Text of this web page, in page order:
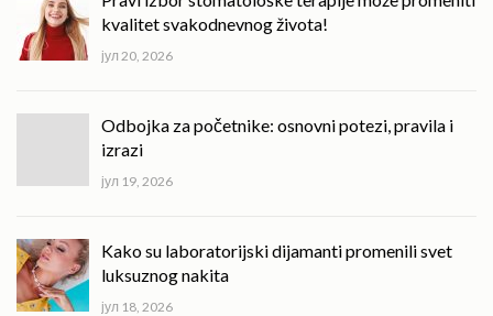
kvalitet svakodnevnog života!
јул 20, 2026
Odbojka za početnike: osnovni potezi, pravila i
izrazi
јул 19, 2026
Kako su laboratorijski dijamanti promenili svet
luksuznog nakita
јул 18, 2026